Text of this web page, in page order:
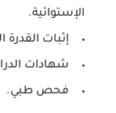
الإستوائية.
إثبات
شهادات
فحص طبي.